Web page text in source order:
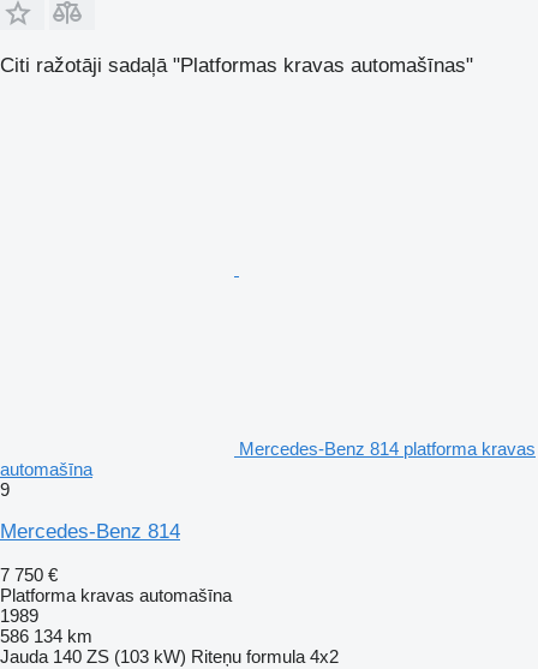
Citi ražotāji sadaļā "Platformas kravas automašīnas"
Mercedes-Benz 814 platforma kravas
automašīna
9
Mercedes-Benz 814
7 750 €
Platforma kravas automašīna
1989
586 134 km
Jauda 140 ZS (103 kW) Riteņu formula 4x2